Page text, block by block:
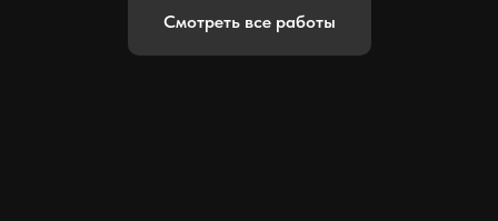
Смотреть все работы